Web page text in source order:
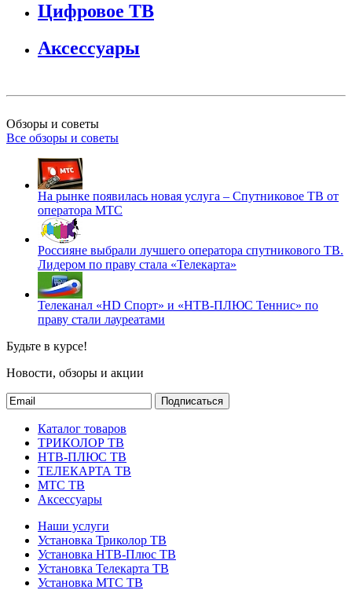
Цифровое ТВ
Аксессуары
Обзоры и советы
Все обзоры и советы
На рынке появилась новая услуга – Спутниковое ТВ от
оператора МТС
Россияне выбрали лучшего оператора спутникового ТВ.
Лидером по праву стала «Телекарта»
Телеканал «HD Спорт» и «НТВ-ПЛЮС Теннис» по
праву стали лауреатами
Будьте в курсе!
Новости, обзоры и акции
Подписаться
Каталог товаров
ТРИКОЛОР ТВ
НТВ-ПЛЮС ТВ
ТЕЛЕКАРТА ТВ
МТС ТВ
Аксессуары
Наши услуги
Установка Триколор ТВ
Установка НТВ-Плюс ТВ
Установка Телекарта ТВ
Установка МТС ТВ